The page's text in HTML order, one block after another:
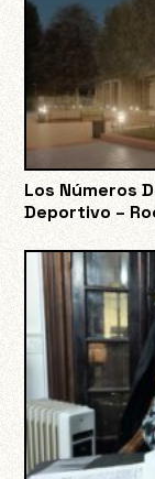
Los Números
Deportivo –